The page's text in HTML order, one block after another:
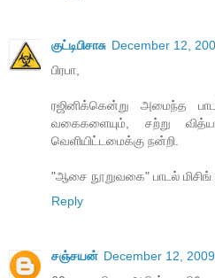
குட்டிபிசாசு December 12,
பிரபா,
ரஜினிக்கென்று அமைந்த
வகைகளையும், சற்று
வெளியிட்டமைக்கு நன்றி.
"ஆசை நூறுவகை" பாடல்
Reply
சஞ்சயன் December 12,